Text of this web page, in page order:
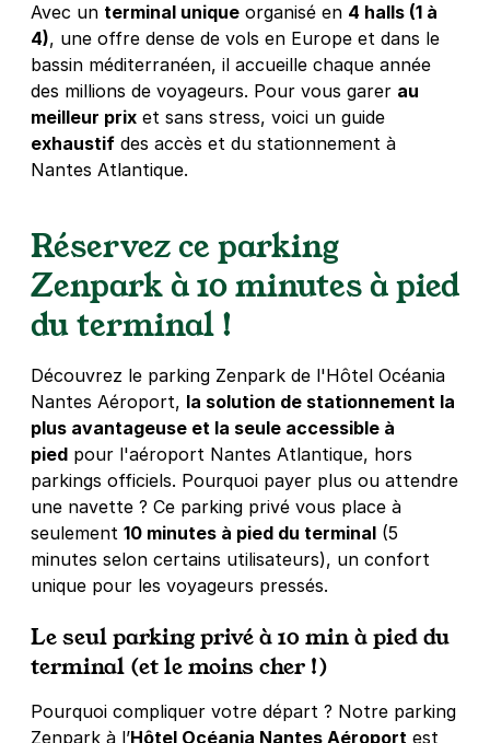
Nantes - Egalité - Bois de Hercé
43 rue du Bois Hercé
44100Nantes
4,5(31 avis)
Réserver
Square de la Marseillaise - impasse
du Bois de Hercé - Nantes
11 rue du Bois Hercé
4,0(2 avis)
10 €/jour ,51 €/semaine(tarifs dégressifs)
+ Abonnements disponibles
Avec un terminal unique organisé en 4 halls (1 à
4), une offre dense de vols en Europe et dans le
bassin méditerranéen, il accueille chaque année
des millions de voyageurs. Pour vous garer au
meilleur prix et sans stress, voici un guide
exhaustif des accès et du stationnement à
Nantes Atlantique.
Réservez ce parking
Zenpark à 10 minutes à pied
du terminal !
Découvrez le parking Zenpark de l'Hôtel Océania
Nantes Aéroport, la solution de stationnement la
plus avantageuse et la seule accessible à
pied pour l'aéroport Nantes Atlantique, hors
parkings officiels. Pourquoi payer plus ou attendre
une navette ? Ce parking privé vous place à
seulement 10 minutes à pied du terminal (5
minutes selon certains utilisateurs), un confort
unique pour les voyageurs pressés.
Le seul parking privé à 10 min à pied du
terminal (et le moins cher !)
Pourquoi compliquer votre départ ? Notre parking
Zenpark à l’Hôtel Océania Nantes Aéroport est